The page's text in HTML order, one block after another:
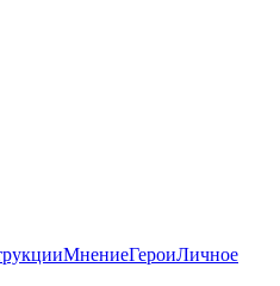
МнениеГероиЛичное